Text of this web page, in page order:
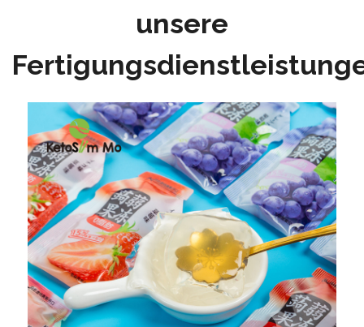
unsere